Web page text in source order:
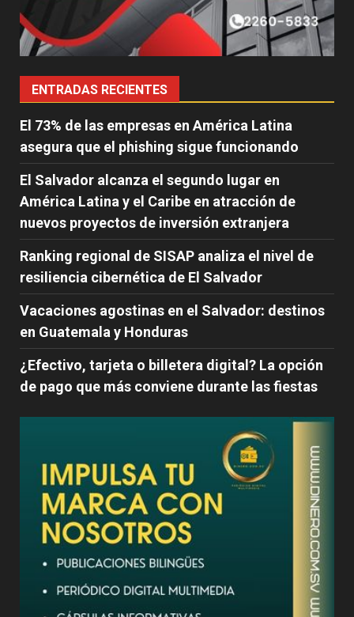
ENTRADAS RECIENTES
El 73% de las empresas en América Latina
asegura que el phishing sigue funcionando
El Salvador alcanza el segundo lugar en
América Latina y el Caribe en atracción de
nuevos proyectos de inversión extranjera
Ranking regional de SISAP analiza el nivel de
resiliencia cibernética de El Salvador
Vacaciones agostinas en el Salvador: destinos
en Guatemala y Honduras
¿Efectivo, tarjeta o billetera digital? La opción
de pago que más conviene durante las fiestas